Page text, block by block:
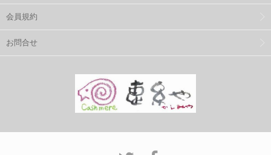
会員規約
お問合せ